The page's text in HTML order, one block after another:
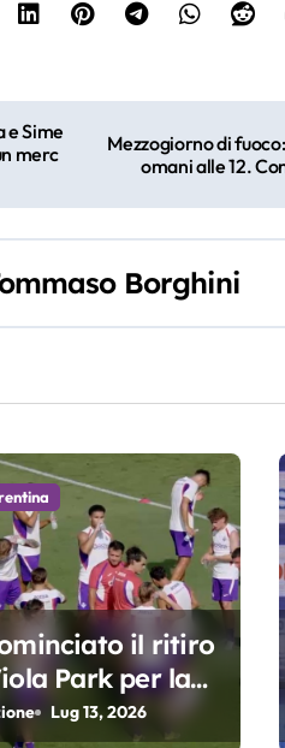
e Sime
merc
Mezzogiorno di
omani alle 12.
Borghini
il ritiro
Park per la
di Grosso
Lug 13, 2026